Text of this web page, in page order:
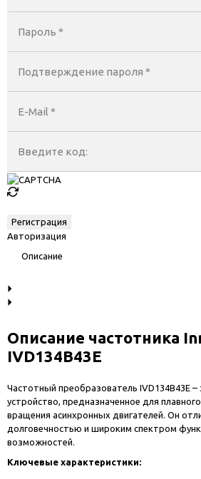
Пароль *
Подтверждение пароля *
E-Mail *
Введите код:
Авторизация
Описание
Описание частотника
IVD134B43E
Частотный преобразователь IVD134B43E
устройство, предназначенное для
вращения асинхронных двигателей. Он
долговечностью и широким спектром
возможностей.
Ключевые характеристики: